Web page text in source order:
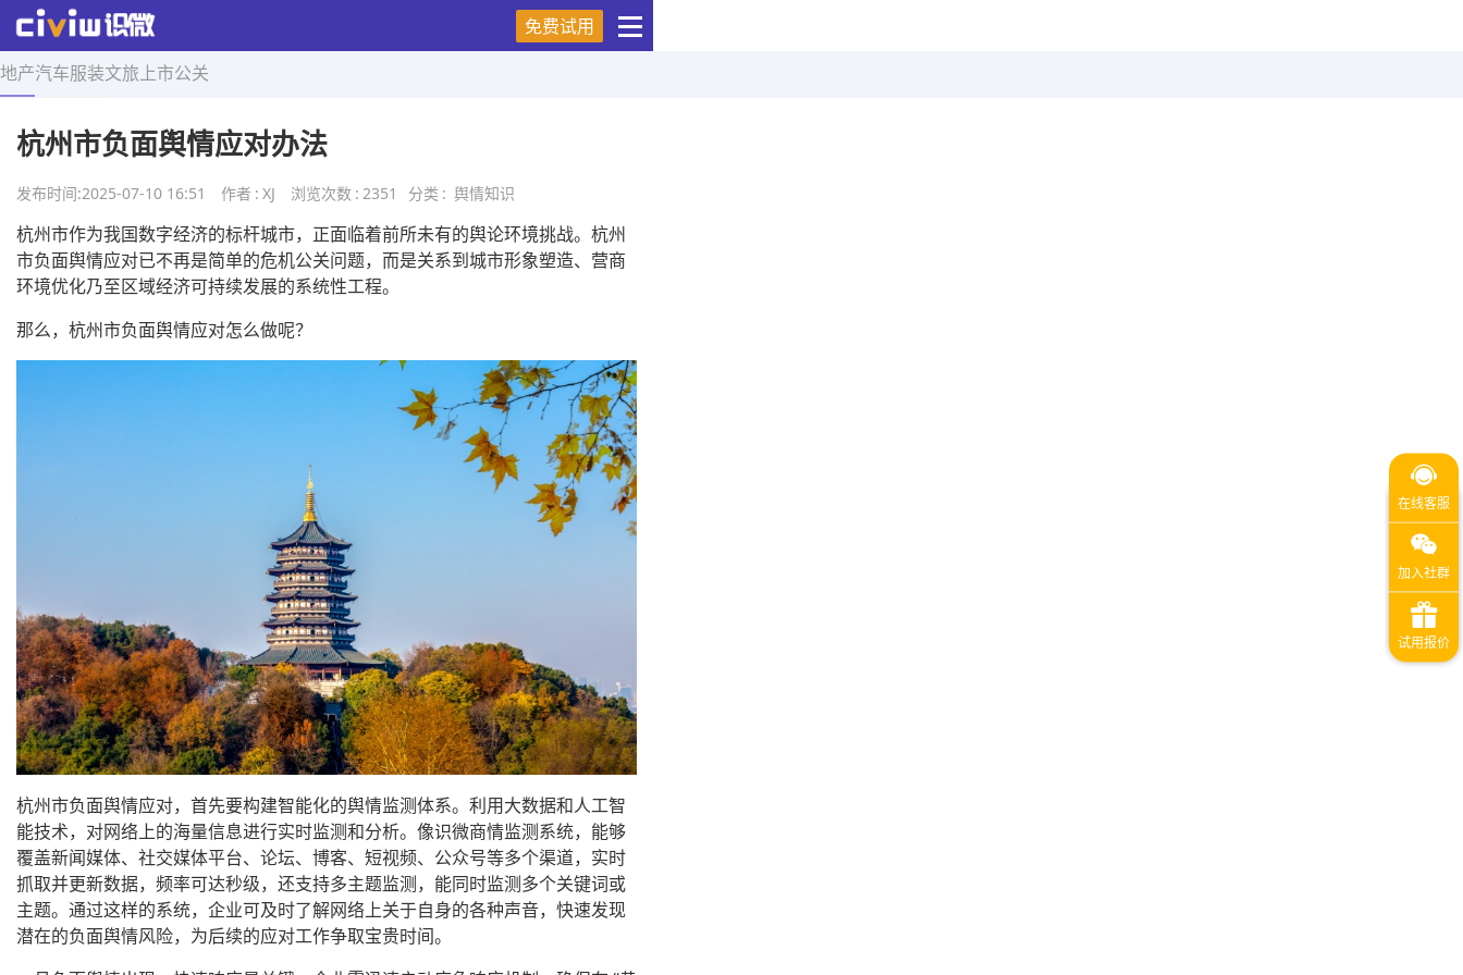
免费试用
地产汽车服装文旅 上市公关
首页 > 舆情知识 > 正文
杭州市负面舆情应对办法
发布时间:2025-07-10 16:51 作者 : XJ 浏览次数 : 2351 分类 : 舆情知识
杭州市作为我国数字经济的标杆城市，正面临着前所未有的舆论环境挑战。杭州
市负面舆情应对已不再是简单的危机公关问题，而是关系到城市形象塑造、营商
环境优化乃至区域经济可持续发展的系统性工程。
那么，杭州市负面舆情应对怎么做呢？
杭州市负面舆情应对，首先要构建智能化的舆情监测体系。利用大数据和人工智
能技术，对网络上的海量信息进行实时监测和分析。像识微商情监测系统，能够
覆盖新闻媒体、社交媒体平台、论坛、博客、短视频、公众号等多个渠道，实时
抓取并更新数据，频率可达秒级，还支持多主题监测，能同时监测多个关键词或
主题。通过这样的系统，企业可及时了解网络上关于自身的各种声音，快速发现
潜在的负面舆情风险，为后续的应对工作争取宝贵时间。